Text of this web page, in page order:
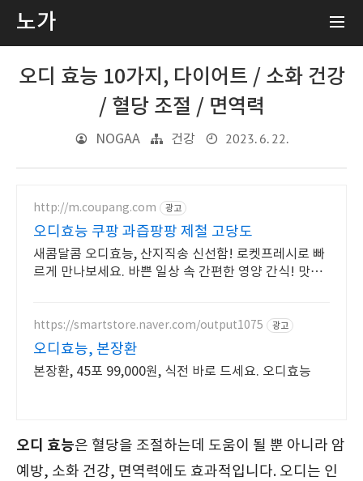
노가
오디 효능 10가지, 다이어트 / 소화 건강
/ 혈당 조절 / 면역력
NOGAA 건강 2023. 6. 22.
http://m.coupang.com 광고
오디효능 쿠팡 과즙팡팡 제철 고당도
새콤달콤 오디효능, 산지직송 신선함! 로켓프레시로 빠
르게 만나보세요. 바쁜 일상 속 간편한 영양 간식! 맛있
https://smartstore.naver.com/output1075 광고
오디효능, 본장환
본장환, 45포 99,000원, 식전 바로 드세요. 오디효능
오디 효능은 혈당을 조절하는데 도움이 될 뿐 아니라 암
예방, 소화 건강, 면역력에도 효과적입니다. 오디는 인